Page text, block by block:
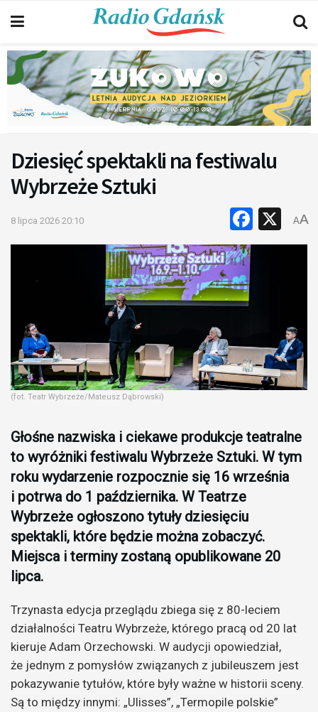
Dziesięć spektakli na festiwalu
Wybrzeże Sztuki
8 lipca 2026 20:10 X
AA
(fot. Teatr Wybrzeże/Mateusz Dąbrowski)
Głośne nazwiska i ciekawe produkcje teatralne
to wyróżniki festiwalu Wybrzeże Sztuki. W tym
roku wydarzenie rozpocznie się 16 września
i potrwa do 1 października. W Teatrze
Wybrzeże ogłoszono tytuły dziesięciu
spektakli, które będzie można zobaczyć.
Miejsca i terminy zostaną opublikowane 20
lipca.
Trzynasta edycja przeglądu zbiega się z 80-leciem
działalności Teatru Wybrzeże, którego pracą od 20 lat
kieruje Adam Orzechowski. W audycji opowiedział,
że jednym z pomysłów związanych z jubileuszem jest
pokazywanie tytułów, które były ważne w historii sceny.
Są to między innymi: „Ulisses”, „Termopile polskie”